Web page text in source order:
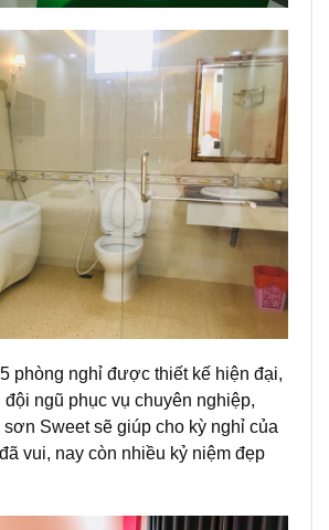
phòng nghỉ được thiết kế hiện đại,
đội ngũ phục vụ chuyên nghiệp,
sơn Sweet sẽ giúp cho kỳ nghỉ của
vui, nay còn nhiều kỷ niệm đẹp